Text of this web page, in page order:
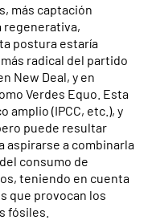
más captación
regenerativa,
postura estaría
radical del partido
New Deal, y en
Verdes Equo. Esta
(IPCC, etc.), y
puede resultar
aspirarse a combinarla
consumo de
teniendo en cuenta
que provocan los
fósiles.